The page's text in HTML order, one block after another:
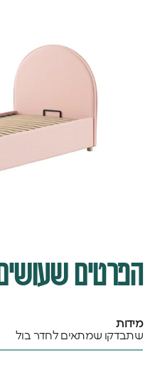
הפרטים
מידות
שתבדקו שמתאים לחדר בול